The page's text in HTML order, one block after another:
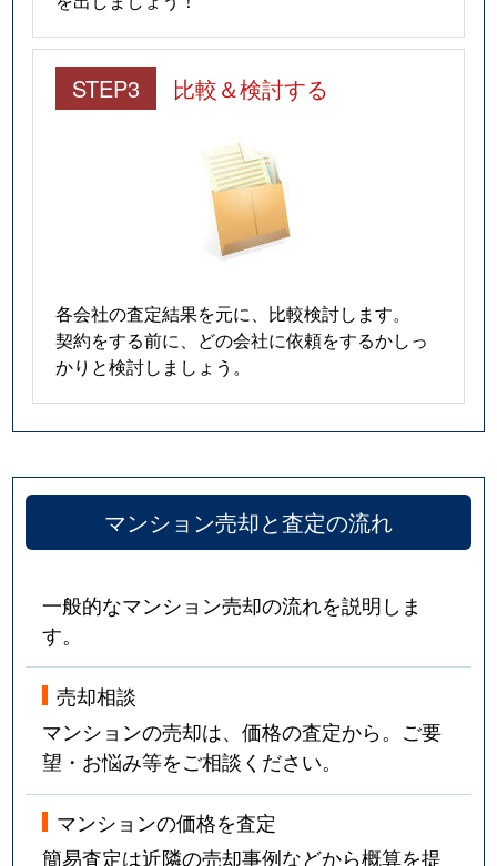
STEP3 比較＆検討する
各会社の査定結果を元に、比較検討します。
契約をする前に、どの会社に依頼をするかしっ
かりと検討しましょう。
マンション売却と査定の流れ
一般的なマンション売却の流れを説明しま
す。
売却相談
マンションの売却は、価格の査定から。ご要
望・お悩み等をご相談ください。
マンションの価格を査定
簡易査定は近隣の売却事例などから概算を提